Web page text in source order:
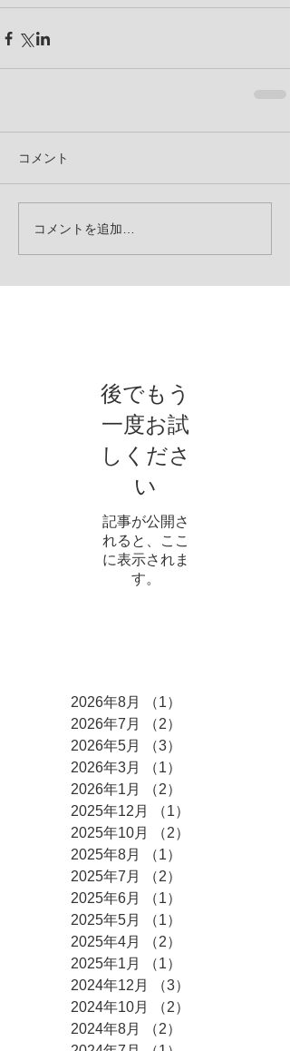
コメント
コメントを追加…
後でもう
一度お試
しくださ
い
記事が公開さ
れると、ここ
に表示されま
す。
2026年8月 （1）
2026年7月
（2）
2026年5月
（3）
2026年3月
（1）
2026年1月
（2）
2025年12月
（1）
2025年10月
（2）
2025年8月
（1）
2025年7月
（2）
2025年6月
（1）
2025年5月
（1）
2025年4月
（2）
2025年1月
（1）
2024年12月
（3）
2024年10月
（2）
2024年8月
（2）